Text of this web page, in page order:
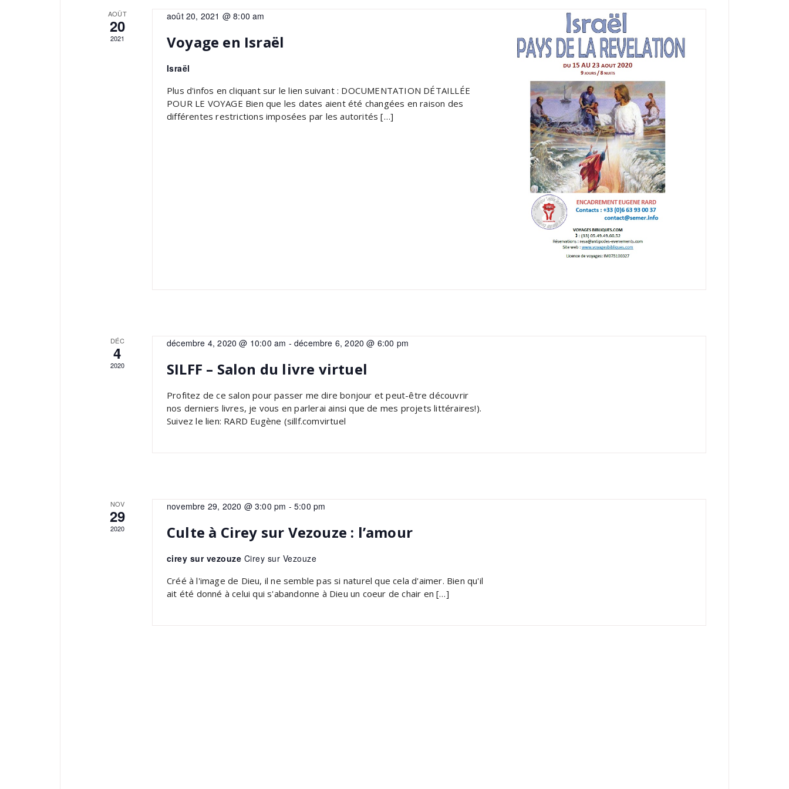
AOÛT
20
2021
août 20, 2021 @ 8:00 am
Voyage en Israël
Israël
Plus d'infos en cliquant sur le lien suivant : DOCUMENTATION DÉTAILLÉE
POUR LE VOYAGE Bien que les dates aient été changées en raison des
différentes restrictions imposées par les autorités […]
DÉC
4
2020
décembre 4, 2020 @ 10:00 am - décembre 6, 2020 @ 6:00 pm
SILFF – Salon du livre virtuel
Profitez de ce salon pour passer me dire bonjour et peut-être découvrir
nos derniers livres, je vous en parlerai ainsi que de mes projets littéraires!).
Suivez le lien: RARD Eugène (sillf.comvirtuel
NOV
29
2020
novembre 29, 2020 @ 3:00 pm - 5:00 pm
Culte à Cirey sur Vezouze : l’amour
cirey sur vezouze Cirey sur Vezouze
Créé à l'image de Dieu, il ne semble pas si naturel que cela d'aimer. Bien qu'il
ait été donné à celui qui s'abandonne à Dieu un coeur de chair en […]